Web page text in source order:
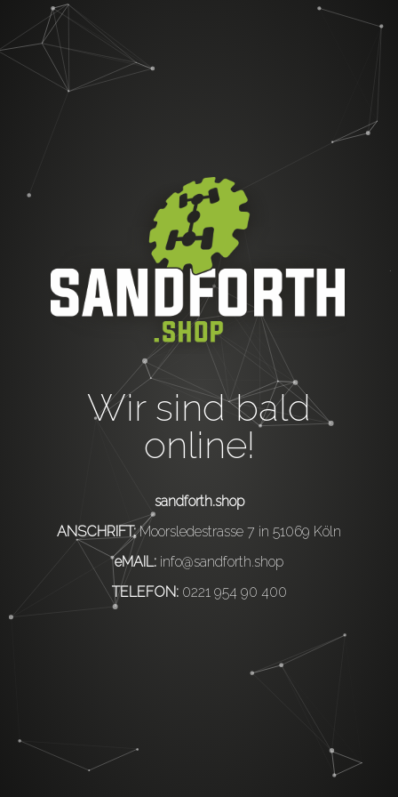
Wir sind bald
online!
sandforth.shop
ANSCHRIFT:Moorsledestrasse 7 in 51069 Köln
eMAIL: info@sandforth.shop
TELEFON: 0221 954 90 400